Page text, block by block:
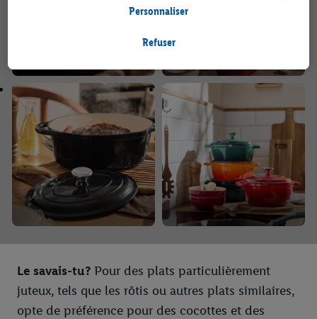
Le savais-tu? Pour des plats particulièrement
juteux, tels que les rôtis ou autres plats similaires,
opte de préférence pour des cocottes et des
Plus, des données relatives à ton comportement d'achat en
Sous « Personnaliser », tu peux autoriser certaines finalités
données.
En cliquant sur « Refuser », tu as la possibilité d’autoriser
uniquement l'utilisation des technologies nécessaires. En
cliquant sur « Accepter », tu consens à tous les traitements pour
l’ensemble des finalités mentionnées ci-dessus. Tu trouveras de
plus amples informations, notamment sur la durée de
conservation des données et sur ton droit de révoquer ton
consentement à tout moment avec effet pour l’avenir, dans
notre déclaration de confidentialité. Pour consulter les
mentions légales, c’est ici.
Refuser
Personnaliser